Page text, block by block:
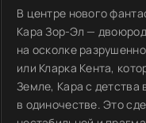
В центре нового
Кара Зор-Эл —
на осколке
или Кларка Кента,
Земле, Кара с детства
в одиночестве. Это